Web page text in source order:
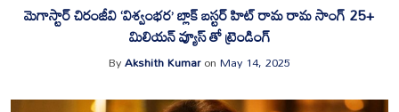
మెగాస్టార్ చిరంజీవి ‘విశ్వంభర’ బ్లాక్ బస్టర్ హిట్ రామ రామ సాంగ్ 25+
మిలియన్ వ్యూస్ తో ట్రెండింగ్
ByAkshith KumaronMay 14, 2025